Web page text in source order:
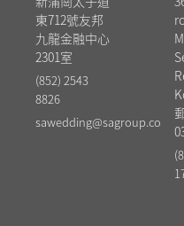
東712號友邦
九龍金融中心
2301室
(852) 2543
8826
sawedding@sagroup.co